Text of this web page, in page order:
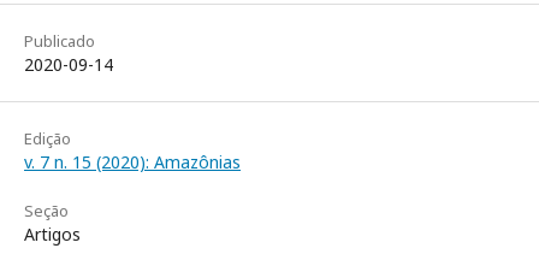
Publicado
2020-09-14
Edição
v. 7 n. 15 (2020): Amazônias
Seção
Artigos